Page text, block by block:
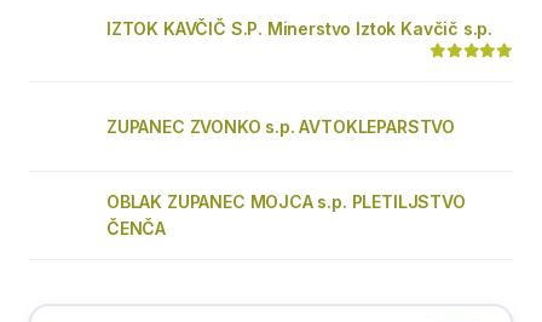
IZTOK KAVČIČ S.P. Minerstvo Iztok Kavčič s.p.
ZUPANEC ZVONKO s.p. AVTOKLEPARSTVO
OBLAK ZUPANEC MOJCA s.p. PLETILJSTVO
ČENČA